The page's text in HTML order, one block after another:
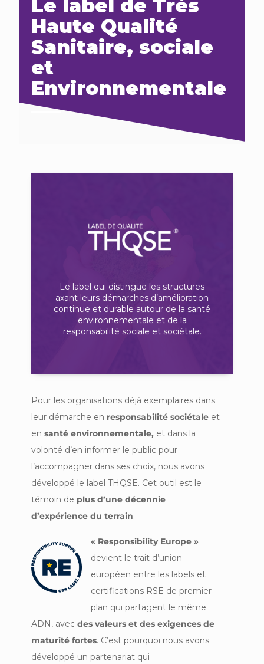
Le label de Très
Haute Qualité
Sanitaire, sociale
et
Environnementale
Le label qui distingue les structures
axant leurs démarches d’amélioration
continue et durable autour de la santé
environnementale et de la
responsabilité sociale et sociétale.
Découvrez une
formule complète
Visiter le site
Pour les organisations déjà exemplaires dans
leur démarche en responsabilité sociétale et
en santé environnementale, et dans la
volonté d’en informer le public pour
l’accompagner dans ses choix, nous avons
développé le label THQSE. Cet outil est le
témoin de plus d’une décennie
d’expérience du terrain.
« Responsibility Europe »
devient le trait d’union
européen entre les labels et
certifications RSE de premier
plan qui partagent le même
ADN, avec des valeurs et des exigences de
maturité fortes. C’est pourquoi nous avons
développé un partenariat qui